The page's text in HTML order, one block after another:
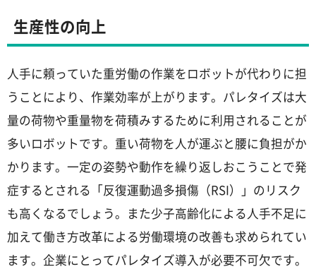
生産性の向上
人手に頼っていた重労働の作業をロボットが代わりに担
うことにより、作業効率が上がります。パレタイズは大
量の荷物や重量物を荷積みするために利用されることが
多いロボットです。重い荷物を人が運ぶと腰に負担がか
かります。一定の姿勢や動作を繰り返しおこうことで発
症するとされる「反復運動過多損傷（RSI）」のリスク
も高くなるでしょう。また少子高齢化による人手不足に
加えて働き方改革による労働環境の改善も求められてい
ます。企業にとってパレタイズ導入が必要不可欠です。